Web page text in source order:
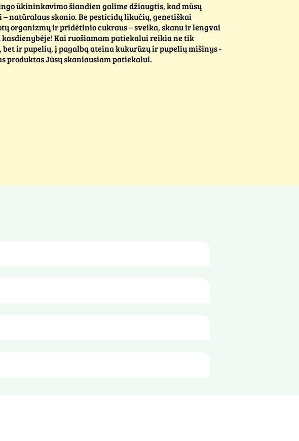
ūkininkavimo šiandien galime džiaugtis, kad mūsų
natūralaus skonio. Be pesticidų likučių, genetiškai
organizmų ir pridėtinio cukraus – sveika, skanu ir lengvai
Kai ruošiamam patiekalui reikia ne tik
bet ir pupelių, į pagalbą ateina kukurūzų ir pupelių mišinys -
produktas Jūsų skaniausiam patiekalui.